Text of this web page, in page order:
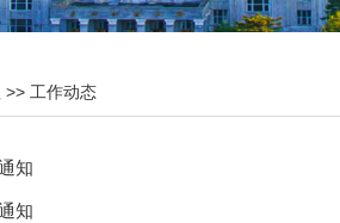
>> 工作动态
知
知